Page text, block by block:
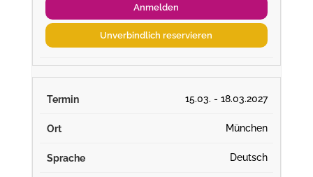
Anmelden
Unverbindlich reservieren
15.03. - 18.03.2027
München
Deutsch